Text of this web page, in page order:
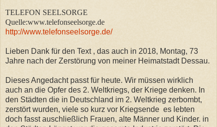
TELEFON SEELSORGE
Quelle:www.telefonseelsorge.de
http://www.telefonseelsorge.de/
Lieben Dank für den Text , das auch in 2018, Montag, 73
Jahre nach der Zerstörung von meiner Heimatstadt Dessau.
Dieses Angedacht passt für heute. Wir müssen wirklich
auch an die Opfer des 2. Weltkriegs, der Kriege denken. In
den Städten die in Deutschland im 2. Weltkrieg zerbombt,
zerstört wurden, viele so kurz vor Kriegsende es lebten
doch fasst auschließlich Frauen, alte Männer und Kinder. in